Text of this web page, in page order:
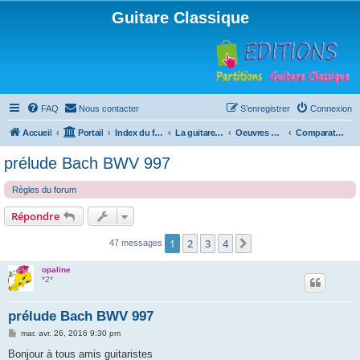
Guitare Classique
FAQ Nous contacter Connexion
S’enregistrer
Accueil Portail Index du forum La guitare : instrument, cours et théorie Oeuvres à la loupe Comparative d'oeuvres
prélude Bach BWV 997
Règles du forum
Répondre
47 messages 1 2 3 4
opaline
*2*
prélude Bach BWV 997
M
s
mar. avr. 26, 2016 9:30 pm
Bonjour à tous amis guitaristes